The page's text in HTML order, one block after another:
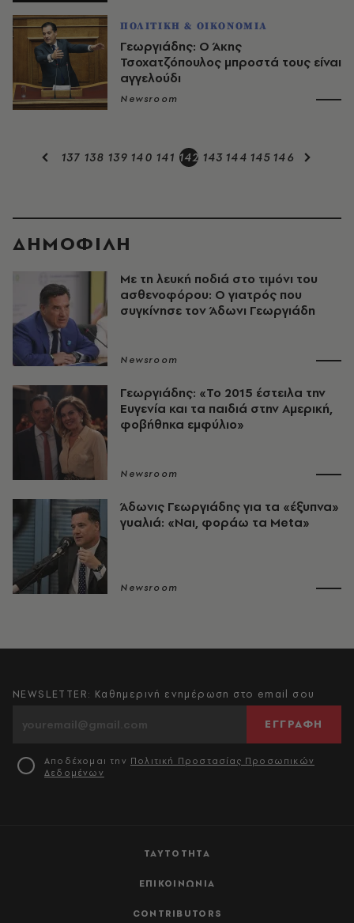
ΠΟΛΙΤΙΚΗ & ΟΙΚΟΝΟΜΙΑ
Γεωργιάδης: O Άκης
Τσοχατζόπουλος μπροστά τους είναι
αγγελούδι
Newsroom
137 138 139 140 141 142 143 144 145 146
ΔΗΜΟΦΙΛΗ
Με τη λευκή ποδιά στο τιμόνι του
ασθενοφόρου: Ο γιατρός που
συγκίνησε τον Άδωνι Γεωργιάδη
Newsroom
Γεωργιάδης: «Το 2015 έστειλα την
Ευγενία και τα παιδιά στην Αμερική,
φοβήθηκα εμφύλιο»
Newsroom
Άδωνις Γεωργιάδης για τα «έξυπνα»
γυαλιά: «Ναι, φοράω τα Meta»
Newsroom
ΤΑΥΤΟΤΗΤΑ
ΕΠΙΚΟΙΝΩΝΙΑ
CONTRIBUTORS
NEWSLETTER: Καθημερινή ενημέρωση στο email σου
ΕΓΓΡΑΦΗ
Αποδέχομαι την Πολιτική Προστασίας Προσωπικών
Δεδομένων